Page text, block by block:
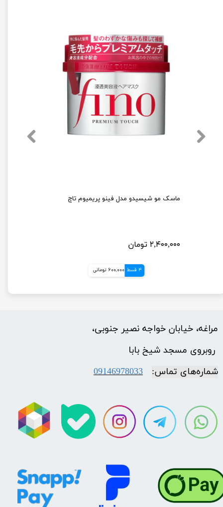
ماسک مو شیسیدو مدل فینو پریمیوم تاچ
۲,۴۰۰,۰۰۰ تومان
4 قسط 600,000 تومانی
مراغه، خیابان خواجه نصیر جنوبی،
​​​​​​​ روبروی مسجد شیخ بابا
شماره‌‌های تماس:
09146978033